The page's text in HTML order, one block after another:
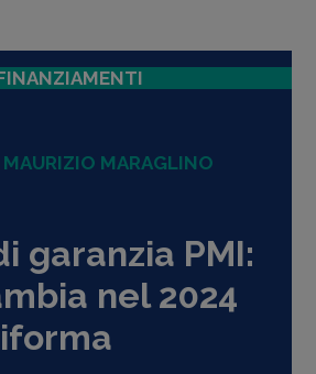
MARAGLINO
garanzia PMI:
nel 2024